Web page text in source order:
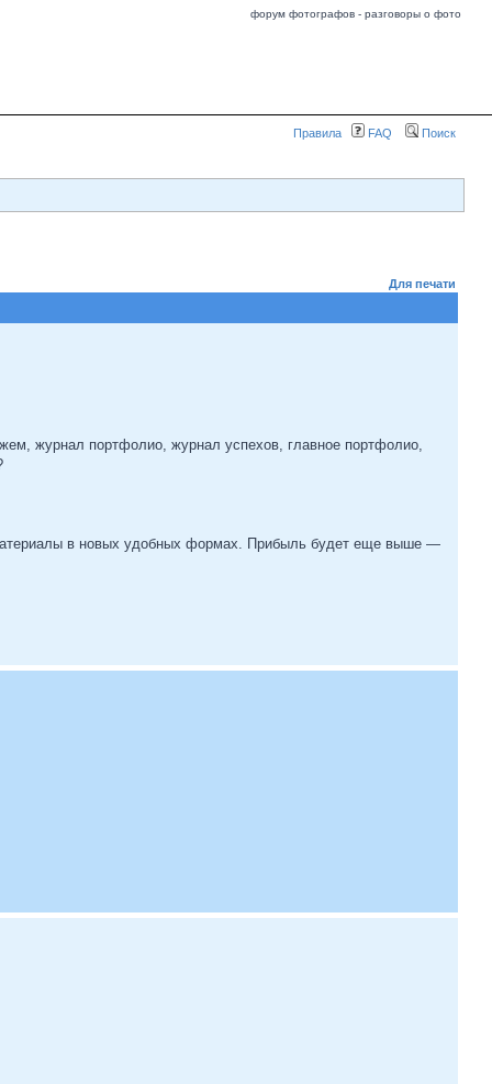
форум фотографов - разговоры о фото
Правила FAQ Поиск
Для печати
журнал портфолио, журнал успехов, главное портфолио,
в новых удобных формах. Прибыль будет еще выше —